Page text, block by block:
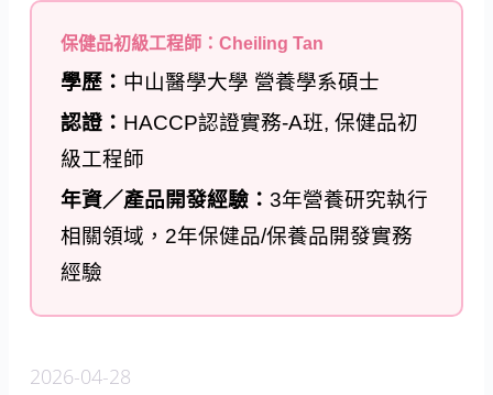
保健品初級工程師：Cheiling Tan
學歷： 中山醫學大學 營養學系碩士
認證： HACCP認證實務-A班, 保健品初
級工程師
年資／產品開發經驗：3年營養研究執行
相關領域，2年保健品/保養品開發實務
經驗
2026-04-28